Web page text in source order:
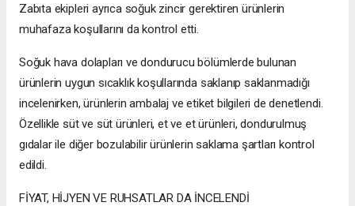
Zabıta ekipleri ayrıca soğuk zincir gerektiren ürünlerin
muhafaza koşullarını da kontrol etti.
Soğuk hava dolapları ve dondurucu bölümlerde bulunan
ürünlerin uygun sıcaklık koşullarında saklanıp saklanmadığı
incelenirken, ürünlerin ambalaj ve etiket bilgileri de denetlendi.
Özellikle süt ve süt ürünleri, et ve et ürünleri, dondurulmuş
gıdalar ile diğer bozulabilir ürünlerin saklama şartları kontrol
edildi.
FİYAT, HİJYEN VE RUHSATLAR DA İNCELENDİ